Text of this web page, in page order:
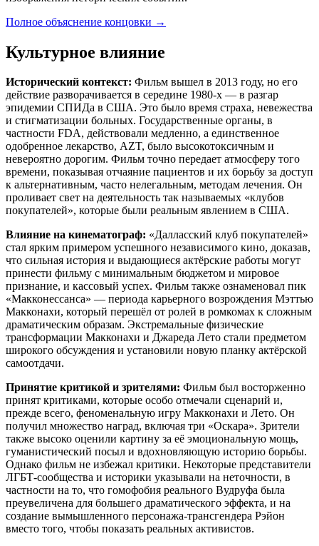
Полное объяснение концовки →
Культурное влияние
Исторический контекст: Фильм вышел в 2013 году, но его
действие разворачивается в середине 1980-х — в разгар
эпидемии СПИДа в США. Это было время страха, невежества
и стигматизации больных. Государственные органы, в
частности FDA, действовали медленно, а единственное
одобренное лекарство, AZT, было высокотоксичным и
невероятно дорогим. Фильм точно передает атмосферу того
времени, показывая отчаяние пациентов и их борьбу за доступ
к альтернативным, часто нелегальным, методам лечения. Он
проливает свет на деятельность так называемых «клубов
покупателей», которые были реальным явлением в США.
Влияние на кинематограф: «Далласский клуб покупателей»
стал ярким примером успешного независимого кино, доказав,
что сильная история и выдающиеся актёрские работы могут
принести фильму с минимальным бюджетом и мировое
признание, и кассовый успех. Фильм также ознаменовал пик
«Макконессанса» — периода карьерного возрождения Мэттью
Макконахи, который перешёл от ролей в ромкомах к сложным
драматическим образам. Экстремальные физические
трансформации Макконахи и Джареда Лето стали предметом
широкого обсуждения и установили новую планку актёрской
самоотдачи.
Принятие критикой и зрителями: Фильм был восторженно
принят критиками, которые особо отмечали сценарий и,
прежде всего, феноменальную игру Макконахи и Лето. Он
получил множество наград, включая три «Оскара». Зрители
также высоко оценили картину за её эмоциональную мощь,
гуманистический посыл и вдохновляющую историю борьбы.
Однако фильм не избежал критики. Некоторые представители
ЛГБТ-сообщества и историки указывали на неточности, в
частности на то, что гомофобия реального Вудруфа была
преувеличена для большего драматического эффекта, и на
создание вымышленного персонажа-трансгендера Рэйон
вместо того, чтобы показать реальных активистов.